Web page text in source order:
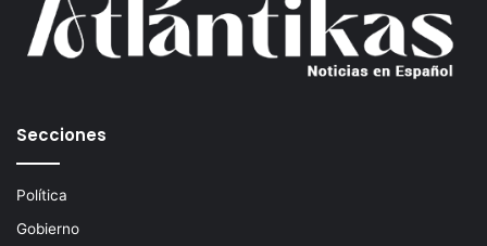
l
e
c
r
Secciones
Política
Gobierno